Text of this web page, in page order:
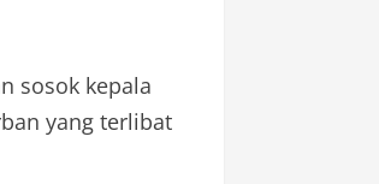
sosok kepala
yang terlibat